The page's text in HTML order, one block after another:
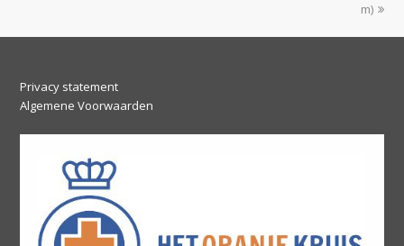
m)
Privacy statement
Algemene Voorwaarden